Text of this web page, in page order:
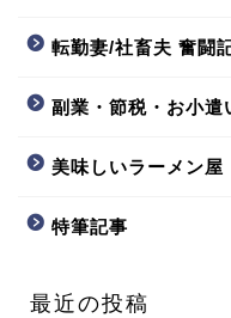
転勤妻/社畜夫 奮闘
副業・節税・お小遣
美味しいラーメン屋
特筆記事
最近の投稿